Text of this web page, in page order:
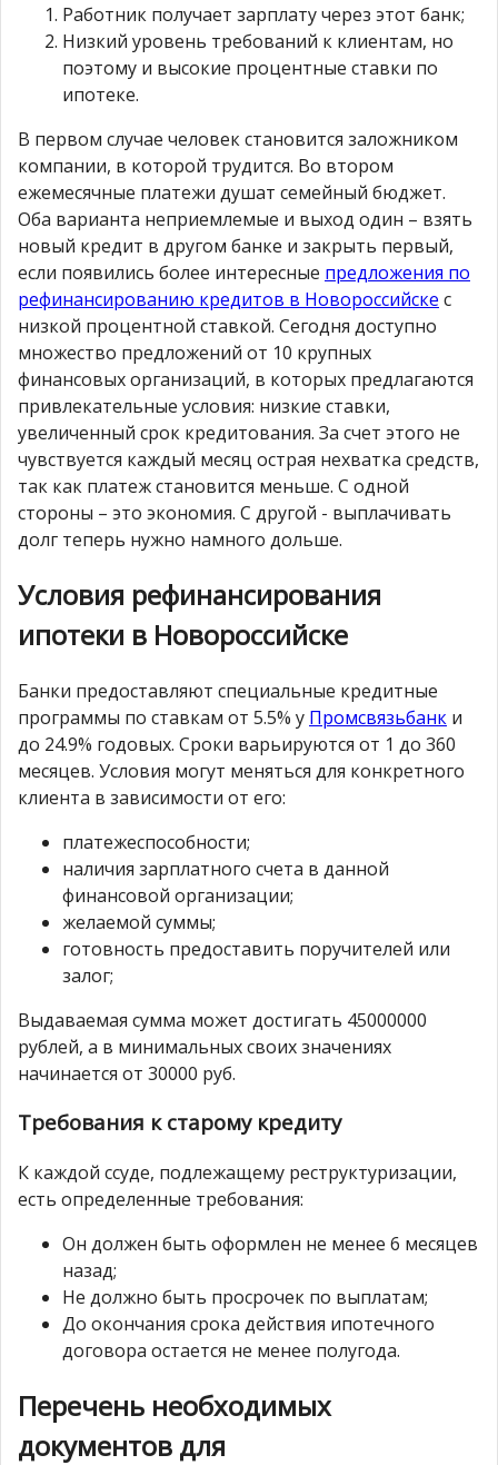
Работник получает зарплату через этот банк;
Низкий уровень требований к клиентам, но
поэтому и высокие процентные ставки по
ипотеке.
В первом случае человек становится заложником
компании, в которой трудится. Во втором
ежемесячные платежи душат семейный бюджет.
Оба варианта неприемлемые и выход один – взять
новый кредит в другом банке и закрыть первый,
если появились более интересные предложения по
рефинансированию кредитов в Новороссийске с
низкой процентной ставкой. Сегодня доступно
множество предложений от 10 крупных
финансовых организаций, в которых предлагаются
привлекательные условия: низкие ставки,
увеличенный срок кредитования. За счет этого не
чувствуется каждый месяц острая нехватка средств,
так как платеж становится меньше. С одной
стороны – это экономия. С другой - выплачивать
долг теперь нужно намного дольше.
Условия рефинансирования
ипотеки в Новороссийске
Банки предоставляют специальные кредитные
программы по ставкам от 5.5% у Промсвязьбанк и
до 24.9% годовых. Сроки варьируются от 1 до 360
месяцев. Условия могут меняться для конкретного
клиента в зависимости от его:
платежеспособности;
наличия зарплатного счета в данной
финансовой организации;
желаемой суммы;
готовность предоставить поручителей или
залог;
Выдаваемая сумма может достигать 45000000
рублей, а в минимальных своих значениях
начинается от 30000 руб.
Требования к старому кредиту
К каждой ссуде, подлежащему реструктуризации,
есть определенные требования:
Он должен быть оформлен не менее 6 месяцев
назад;
Не должно быть просрочек по выплатам;
До окончания срока действия ипотечного
договора остается не менее полугода.
Перечень необходимых
документов для